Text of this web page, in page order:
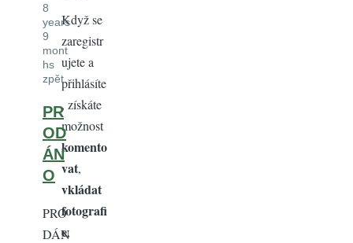
8
years
9
mont
hs
zpět
PR
OD
ÁN
O
PRO
DÁN
Když se
zaregistr
ujete a
přihlásíte
, získáte
možnost
komento
vat,
vkládat
fotografi
e,